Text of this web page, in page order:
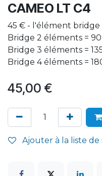
CAMEO LT C4
45 € - l'élément bridge
Bridge 2 éléments =
Bridge 3 éléments =
Bridge 4 éléments =
45,00 €
Ajouter à la liste de